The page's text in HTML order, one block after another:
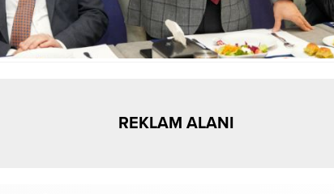
REKLAM ALANI